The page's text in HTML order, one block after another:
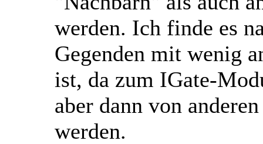
werden. Ich finde es
Gegenden mit wenig
ist, da zum IGate-
aber dann von
werden.